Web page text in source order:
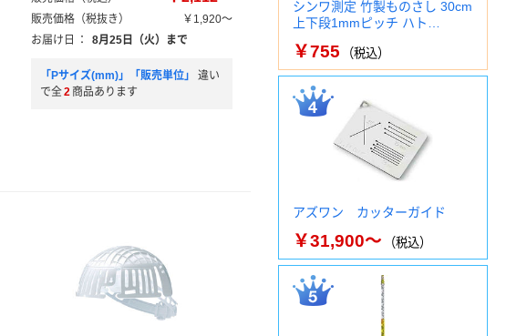
販売価格（税抜き）
￥1,920～
お届け日
： 8月25日（火）まで
「Pサイズ(mm)」「販売単位」
違い
で全2 商品あります
シンワ測定 竹製ものさし 30cm
上下段1mmピッチ ハト…
￥755 （税込）
アズワン カッターガイド
￥31,900～ （税込）